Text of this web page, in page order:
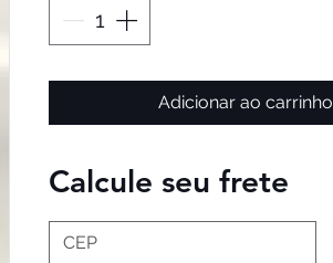
Adicionar ao carrinho
Calcule seu frete